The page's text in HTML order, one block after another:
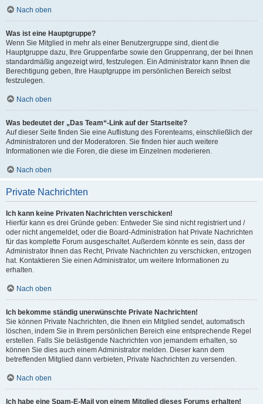
Nach oben
Was ist eine Hauptgruppe?
Wenn Sie Mitglied in mehr als einer Benutzergruppe sind, dient die
Hauptgruppe dazu, Ihre Gruppenfarbe sowie den Gruppenrang, der bei Ihnen
standardmäßig angezeigt wird, festzulegen. Ein Administrator kann Ihnen die
Berechtigung geben, Ihre Hauptgruppe im persönlichen Bereich selbst
festzulegen.
Nach oben
Was bedeutet der „Das Team“-Link auf der Startseite?
Auf dieser Seite finden Sie eine Auflistung des Forenteams, einschließlich der
Administratoren und der Moderatoren. Sie finden hier auch weitere
Informationen wie die Foren, die diese im Einzelnen moderieren.
Nach oben
Private Nachrichten
Ich kann keine Privaten Nachrichten verschicken!
Hierfür kann es drei Gründe geben: Entweder Sie sind nicht registriert und /
oder nicht angemeldet, oder die Board-Administration hat Private Nachrichten
für das komplette Forum ausgeschaltet. Außerdem könnte es sein, dass der
Administrator Ihnen das Recht, Private Nachrichten zu verschicken, entzogen
hat. Kontaktieren Sie einen Administrator, um weitere Informationen zu
erhalten.
Nach oben
Ich bekomme ständig unerwünschte Private Nachrichten!
Sie können Private Nachrichten, die Ihnen ein Mitglied sendet, automatisch
löschen, indem Sie in Ihrem persönlichen Bereich eine entsprechende Regel
erstellen. Falls Sie belästigende Nachrichten von jemandem erhalten, so
können Sie dies auch einem Administrator melden. Dieser kann dem
betreffenden Mitglied dann verbieten, Private Nachrichten zu versenden.
Nach oben
Ich habe eine Spam-E-Mail von einem Mitglied dieses Forums erhalten!